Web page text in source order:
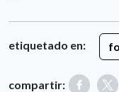
etiquetado en:
compartir: